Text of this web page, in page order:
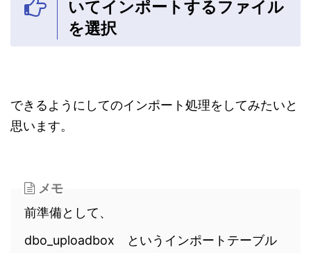
いてインポートするファイル
を選択
できるようにしてのインポート処理をしてみたいと
思います。
メモ
前準備として、
dbo_uploadbox というインポートテーブル